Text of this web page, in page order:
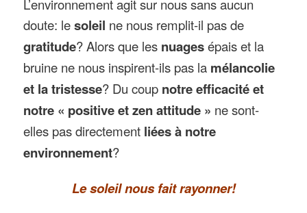
L’environnement agit sur nous sans aucun
doute: lesoleil ne nous remplit-il pas de
gratitude? Alors que les nuagesépais et la
bruine ne nous inspirent-ils pas la mélancolie
et la tristesse? Du coup notre efficacité et
notre « positive et zen attitude » ne sont-
elles pas directement liées à notre
environnement?
Le soleil nous fait rayonner!